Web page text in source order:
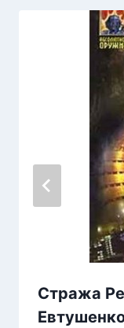
Стража